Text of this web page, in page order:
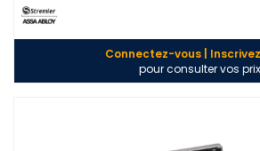
Connectez-vous |
pour consulter vos prix